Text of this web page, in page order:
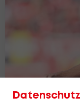
Datenschutz